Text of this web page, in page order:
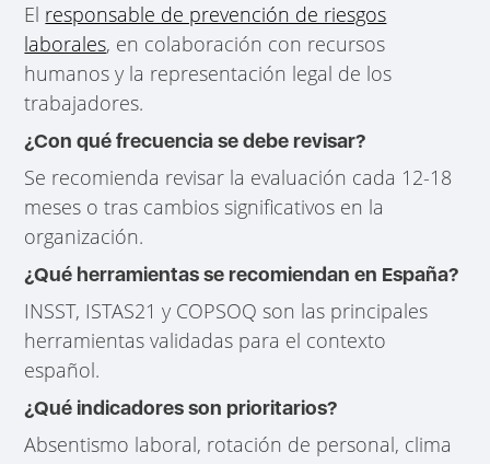
El responsable de prevención de riesgos
laborales, en colaboración con recursos
humanos y la representación legal de los
trabajadores.
¿Con qué frecuencia se debe revisar?
Se recomienda revisar la evaluación cada 12-18
meses o tras cambios significativos en la
organización.
¿Qué herramientas se recomiendan en España?
INSST, ISTAS21 y COPSOQ son las principales
herramientas validadas para el contexto
español.
¿Qué indicadores son prioritarios?
Absentismo laboral, rotación de personal, clima